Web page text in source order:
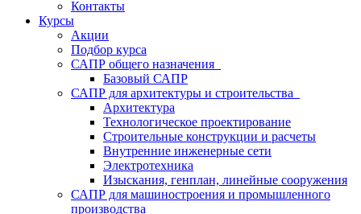
Контакты
Курсы
Акции
Подбор курса
САПР общего назначения
Базовый САПР
САПР для архитектуры и строительства
Архитектура
Технологическое проектирование
Строительные конструкции и расчеты
Внутренние инженерные сети
Электротехника
Изыскания, генплан, линейные сооружения
САПР для машиностроения и промышленного
производства